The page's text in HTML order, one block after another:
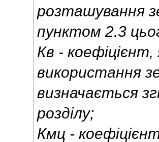
розташування
пунктом 2.3
Кв - коефіцієнт,
використання
визначається
розділу;
Кмц -